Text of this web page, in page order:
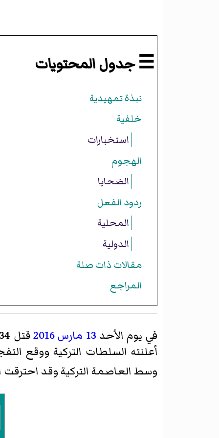
☰ جدول المحتويات
نبذة تمهيدية
خلفية
استخبارات
الهجوم
الضحايا
ردود الفعل
المحلية
الدولية
مقالات ذات صلة
المراجع
في يوم الأحد 13 مارس 2016 قتل 34 شخصا على الأقل وجرح 125 آخرين في
أعلنته السلطات التركية ووقع
وسط العاصمة التركية وقد احترقت